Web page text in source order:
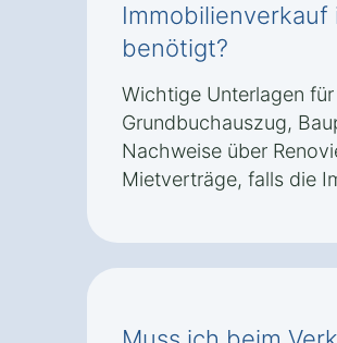
benötigt?
Wichtige Unterlagen
Grundbuchauszug,
Nachweise über
Mietverträge, falls die